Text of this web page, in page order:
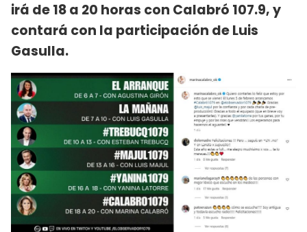
irá de 18 a 20 horas con Calabró 107.9, y
contará con la participación de Luis
Gasulla.